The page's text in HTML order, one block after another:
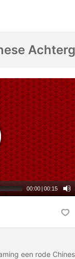
00:00 | 00:15
een rode